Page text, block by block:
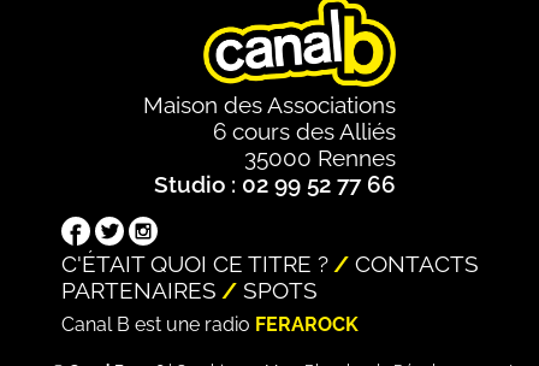
Maison des Associations
6 cours des Alliés
35000 Rennes
Studio : 02 99 52 77 66
C'ÉTAIT QUOI CE TITRE ?
CONTACTS
PARTENAIRES
SPOTS
Canal B est une radio FERAROCK